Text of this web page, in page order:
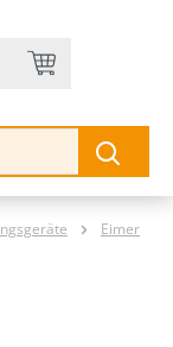
Eimer